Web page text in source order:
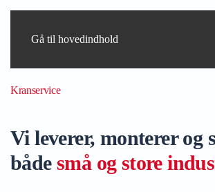
Gå til hovedindhold
Kranservice
Vi leverer, monterer og
både små og store